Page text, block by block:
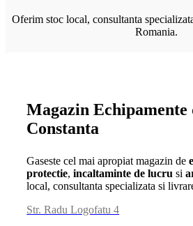
Oferim stoc local, consultanta
Romania.
Magazin Echipamente
Constanta
Gaseste cel mai apropiat magazin de
protectie,incaltaminte de lucru si
local, consultanta specializata si
Str. Radu Logofatu 4